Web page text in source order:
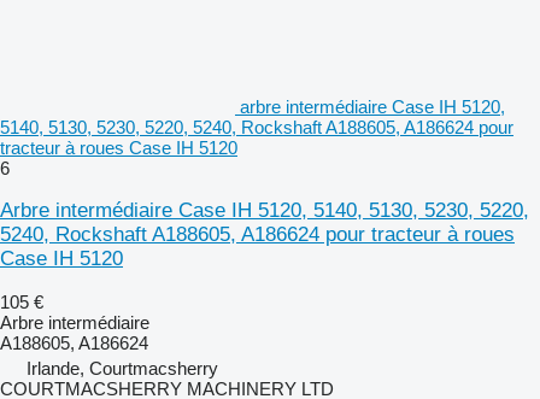
arbre intermédiaire Case IH 5120,
5140, 5130, 5230, 5220, 5240, Rockshaft A188605, A186624 pour
tracteur à roues Case IH 5120
6
Arbre intermédiaire Case IH 5120, 5140, 5130, 5230, 5220,
5240, Rockshaft A188605, A186624 pour tracteur à roues
Case IH 5120
105 €
Arbre intermédiaire
A188605, A186624
Irlande, Courtmacsherry
COURTMACSHERRY MACHINERY LTD